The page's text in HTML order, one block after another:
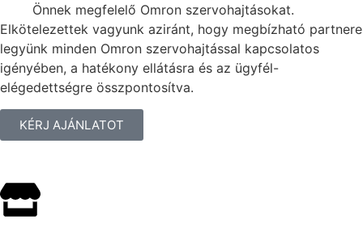
Önnek megfelelő Omron szervohajtásokat.
Elkötelezettek vagyunk aziránt, hogy megbízható partnere
legyünk minden Omron szervohajtással kapcsolatos
igényében, a hatékony ellátásra és az ügyfél-
elégedettségre összpontosítva.
KÉRJ AJÁNLATOT